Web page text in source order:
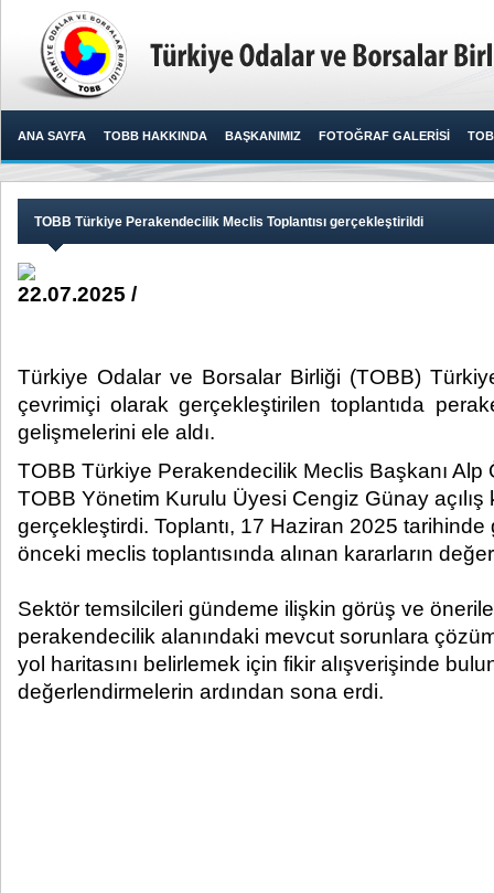
ANA SAYFA TOBB HAKKINDA BAŞKANIMIZ FOTOĞRAF GALERİSİ
TOBB Türkiye Perakendecilik Meclis Toplantısı gerçekleştirildi
22.07.2025 /
Türkiye Odalar ve Borsalar Birliği (TOBB)
çevrimiçi olarak gerçekleştirilen toplantıda
gelişmelerini ele aldı.​
TOBB Türkiye Perakendecilik Meclis Başkanı
TOBB Yönetim Kurulu Üyesi Cengiz Günay açılış
gerçekleştirdi. Toplantı, 17 Haziran 2025
önceki meclis toplantısında alınan kararların
Sektör temsilcileri gündeme ilişkin görüş ve
perakendecilik alanındaki mevcut sorunlara
yol haritasını belirlemek için fikir alışverişinde
değerlendirmelerin ardından sona erdi.